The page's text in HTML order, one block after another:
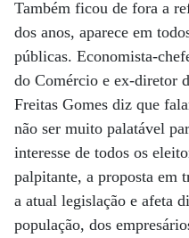
Também ficou de fora a
dos anos, aparece em
públicas. Economista-
do Comércio e ex-diretor
Freitas Gomes diz que
não ser muito palatável
interesse de todos os
palpitante, a proposta em
a atual legislação e afeta
população, dos